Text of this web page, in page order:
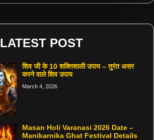
LATEST POST
शिव जी के 10 शक्तिशाली उपाय – तुरंत असर
करने वाले शिव उपाय
March 4, 2026
Masan Holi Varanasi 2026 Date –
Manikarnika Ghat Festival Details